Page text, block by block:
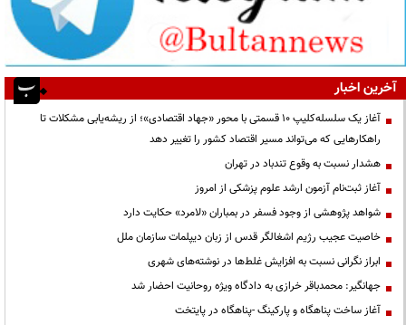
آخرین اخبار
آغاز یک سلسله‌کلیپ ۱۰ قسمتی با محور «جهاد اقتصادی»؛ از ریشه‌یابی مشکلات تا
راهکارهایی که می‌تواند مسیر اقتصاد کشور را تغییر دهد
هشدار نسبت به وقوع تندباد در تهران
آغاز ثبت‌نام آزمون ارشد علوم پزشکی از امروز
شواهد پژوهشی از وجود فسفر در بمباران «لامرد» حکایت دارد
خاصیت عجیب رژیم اشغالگر قدس از زبان دیپلمات سازمان ملل
ابراز نگرانی نسبت به افزایش غلط‌ها در نوشته‌های شهری
جهانگیر: محمدباقر خرازی به دادگاه ویژه روحانیت احضار شد
آغاز ساخت پناهگاه و پارکینگ -پناهگاه در پایتخت